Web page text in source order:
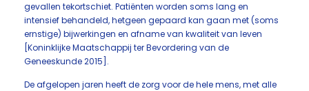
gevallen tekortschiet. Patiënten worden soms lang en
intensief behandeld, hetgeen gepaard kan gaan met (soms
ernstige) bijwerkingen en afname van kwaliteit van leven
[Koninklijke Maatschappij ter Bevordering van de
Geneeskunde 2015].
De afgelopen jaren heeft de zorg voor de hele mens, met alle